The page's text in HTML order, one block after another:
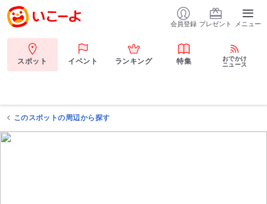
会員登録 プレゼント メニュー
スポット イベント ランキング 特集
おでかけ
ニュース
このスポットの周辺から探す